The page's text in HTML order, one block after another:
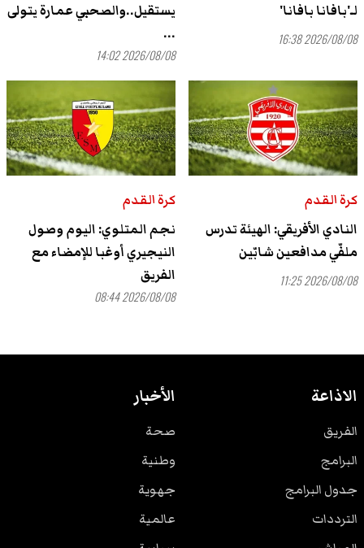
لـ'بافانا بافانا'
2026/08/08 16:38
يستقيل..والصحبي عمارة يتولى
...
2026/08/08 14:02
كرة القدم
النادي الأفريقي: الهيئة تدرس
ملفّي مدافعين شابّين
2026/08/08 11:25
كرة القدم
نجم المتلوي: اليوم وصول
النيجيري أوغبا للإمضاء مع
الفريق
2026/08/08 08:44
الاذاعة
الفريق
البرامج
جدول البرامج
الترددات
الأخبار
صحة
وطنية
جهوية
عالمية